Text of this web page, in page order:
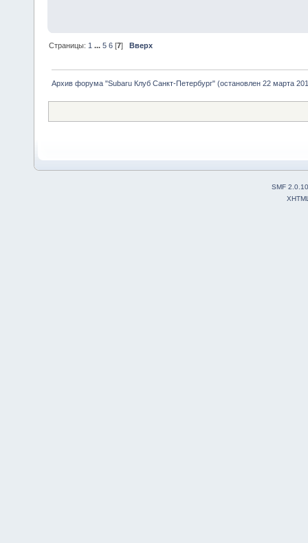
Страницы: 1 ...5 6 [7]Вверх
Архив форума "Subaru Клуб Санкт-Петербург" (остановлен 22 марта
SMF 2.0.10